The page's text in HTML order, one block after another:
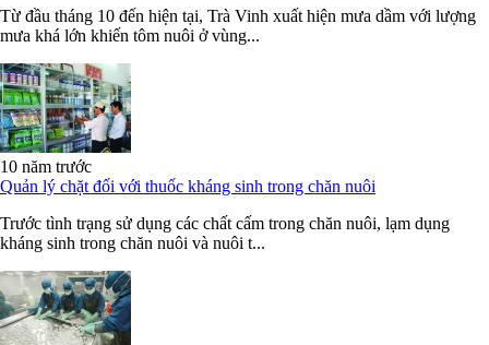
Từ đầu tháng 10 đến hiện tại, Trà Vinh xuất hiện mưa dầm với lượng
mưa khá lớn khiến tôm nuôi ở vùng...
10 năm trước
Quản lý chặt đối với thuốc kháng sinh trong chăn nuôi
Trước tình trạng sử dụng các chất cấm trong chăn nuôi, lạm dụng
kháng sinh trong chăn nuôi và nuôi t...